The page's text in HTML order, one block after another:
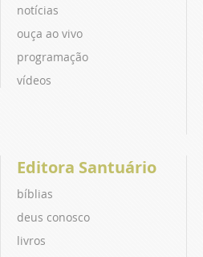
notícias
ouça ao vivo
programação
vídeos
Editora Santuário
bíblias
deus conosco
livros